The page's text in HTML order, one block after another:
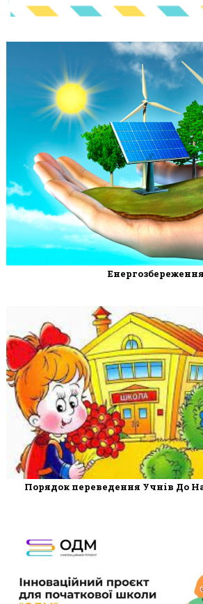
Енергозбереження
Порядок переведення Учнів До